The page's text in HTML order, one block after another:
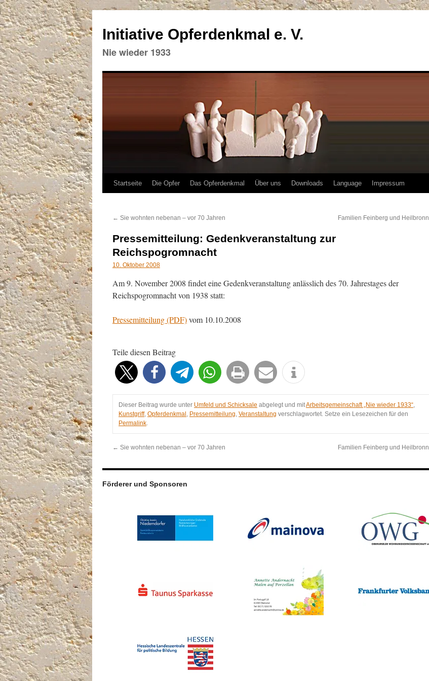
Initiative Opferdenkmal e. V.
Nie wieder 1933
Zum
springen
Startseite Die Opfer Das Opferdenkmal Über uns Downloads Language Impressum
← Sie wohnten nebenan – vor 70 Jahren Familien Feinberg und Heilbronn
Pressemitteilung: Gedenkveranstaltung zur
Reichspogromnacht
10. Oktober 2008
Am 9. November 2008 findet eine Gedenkveranstaltung anlässlich des 70. Jahrestages der
Reichspogromnacht von 1938 statt:
Pressemitteilung (PDF)vom 10.10.2008
Teile diesen Beitrag
Dieser Beitrag wurde unter Umfeld und Schicksale abgelegt und mitArbeitsgemeinschaft „Nie wieder 1933“,
Kunstgriff, Opferdenkmal , Pressemitteilung, Veranstaltung verschlagwortet. Setze ein Lesezeichen für den
Permalink.
← Sie wohnten nebenan – vor 70 Jahren Familien Feinberg und Heilbronn
Förderer und Sponsoren